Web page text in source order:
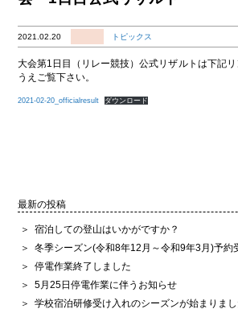
2021.02.20 トピックス
大会第1日目（リレー競技）公式リザルトは下記
うえご覧下さい。
2021-02-20_officialresult ダウンロード
最新の投稿
宿泊しての登山はいかがですか？
冬季シーズン(令和8年12月～令和9年3月)予約
停電作業終了しました
5月25日停電作業に伴うお知らせ
学校宿泊研修受け入れのシーズンが始まりまし